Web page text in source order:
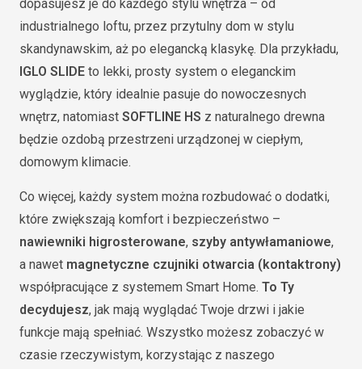
dopasujesz je do każdego stylu wnętrza – od
industrialnego loftu, przez przytulny dom w stylu
skandynawskim, aż po elegancką klasykę. Dla przykładu,
IGLO SLIDE to lekki, prosty system o eleganckim
wyglądzie, który idealnie pasuje do nowoczesnych
wnętrz, natomiast SOFTLINE HS z naturalnego drewna
będzie ozdobą przestrzeni urządzonej w ciepłym,
domowym klimacie.
Co więcej, każdy system można rozbudować o dodatki,
które zwiększają komfort i bezpieczeństwo –
nawiewniki higrosterowane, szyby antywłamaniowe,
a nawet magnetyczne czujniki otwarcia (kontaktrony)
współpracujące z systemem Smart Home. To Ty
decydujesz, jak mają wyglądać Twoje drzwi i jakie
funkcje mają spełniać. Wszystko możesz zobaczyć w
czasie rzeczywistym, korzystając z naszego